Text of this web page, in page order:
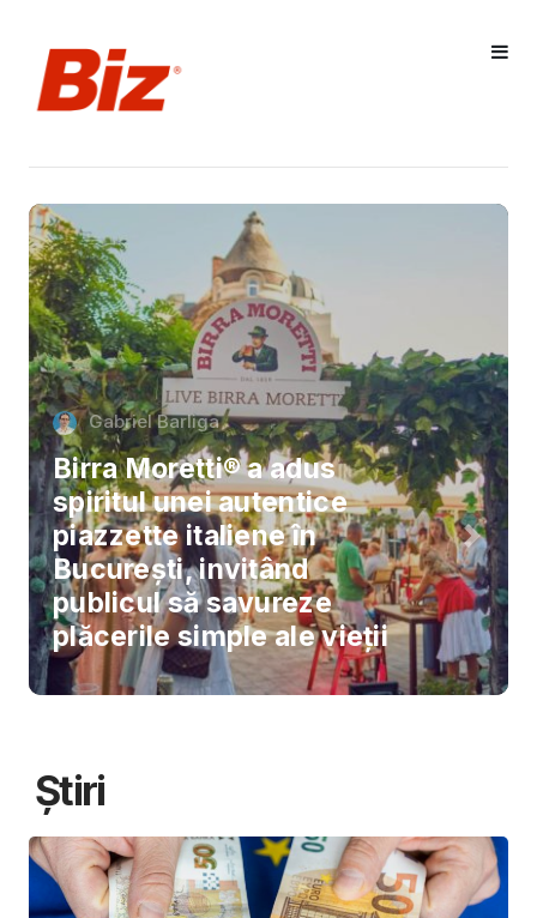
Gabriel Barliga
Birra Moretti® a adus
spiritul unei autentice
piazzette italiene în
București, invitând
publicul să savureze
plăcerile simple ale vieții
Știri